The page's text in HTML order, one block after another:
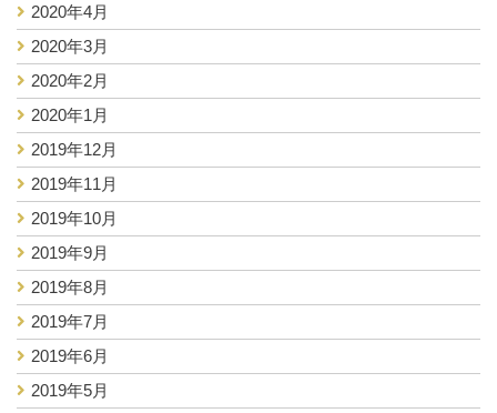
2020年4月
2020年3月
2020年2月
2020年1月
2019年12月
2019年11月
2019年10月
2019年9月
2019年8月
2019年7月
2019年6月
2019年5月